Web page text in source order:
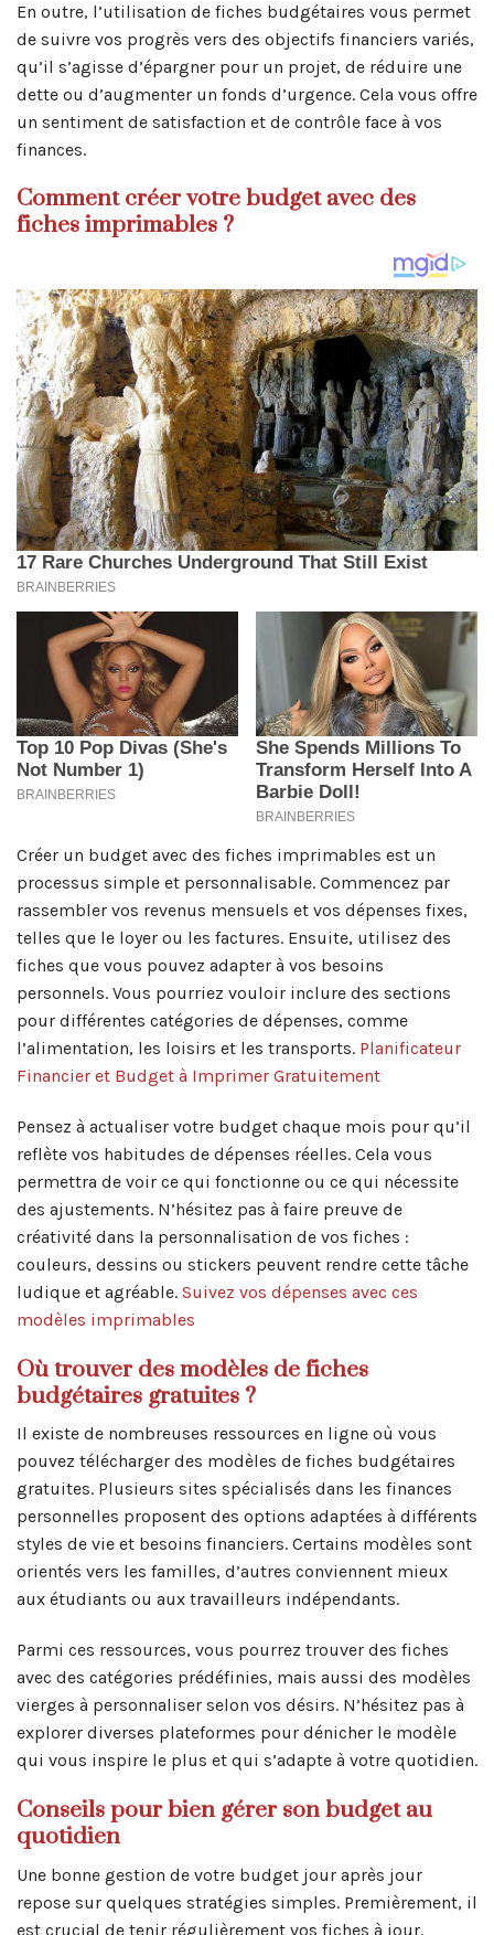
En outre, l’utilisation de fiches budgétaires vous permet
de suivre vos progrès vers des objectifs financiers variés,
qu’il s’agisse d’épargner pour un projet, de réduire une
dette ou d’augmenter un fonds d’urgence. Cela vous offre
un sentiment de satisfaction et de contrôle face à vos
finances.
Comment créer votre budget avec des
fiches imprimables ?
Créer un budget avec des fiches imprimables est un
processus simple et personnalisable. Commencez par
rassembler vos revenus mensuels et vos dépenses fixes,
telles que le loyer ou les factures. Ensuite, utilisez des
fiches que vous pouvez adapter à vos besoins
personnels. Vous pourriez vouloir inclure des sections
pour différentes catégories de dépenses, comme
l’alimentation, les loisirs et les transports. Planificateur
Financier et Budget à Imprimer Gratuitement
Pensez à actualiser votre budget chaque mois pour qu’il
reflète vos habitudes de dépenses réelles. Cela vous
permettra de voir ce qui fonctionne ou ce qui nécessite
des ajustements. N’hésitez pas à faire preuve de
créativité dans la personnalisation de vos fiches :
couleurs, dessins ou stickers peuvent rendre cette tâche
ludique et agréable. Suivez vos dépenses avec ces
modèles imprimables
Où trouver des modèles de fiches
budgétaires gratuites ?
Il existe de nombreuses ressources en ligne où vous
pouvez télécharger des modèles de fiches budgétaires
gratuites. Plusieurs sites spécialisés dans les finances
personnelles proposent des options adaptées à différents
styles de vie et besoins financiers. Certains modèles sont
orientés vers les familles, d’autres conviennent mieux
aux étudiants ou aux travailleurs indépendants.
Parmi ces ressources, vous pourrez trouver des fiches
avec des catégories prédéfinies, mais aussi des modèles
vierges à personnaliser selon vos désirs. N’hésitez pas à
explorer diverses plateformes pour dénicher le modèle
qui vous inspire le plus et qui s’adapte à votre quotidien.
Conseils pour bien gérer son budget au
quotidien
Une bonne gestion de votre budget jour après jour
repose sur quelques stratégies simples. Premièrement, il
est crucial de tenir régulièrement vos fiches à jour.